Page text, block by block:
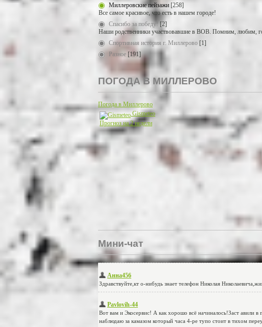
Миллеровские пейзажи [258]
Все самое красивое, что есть в нашем городе!
Спасибо за победу! [2]
Наши родственники участвовавшие в ВОВ. Помним, любим,
Спортивная история г. Миллерово [1]
Разное [191]
ПОГОДА В МИЛЛЕРОВО
Погода в Миллерово
Gismeteo
Прогноз на 2 недели
Мини-чат